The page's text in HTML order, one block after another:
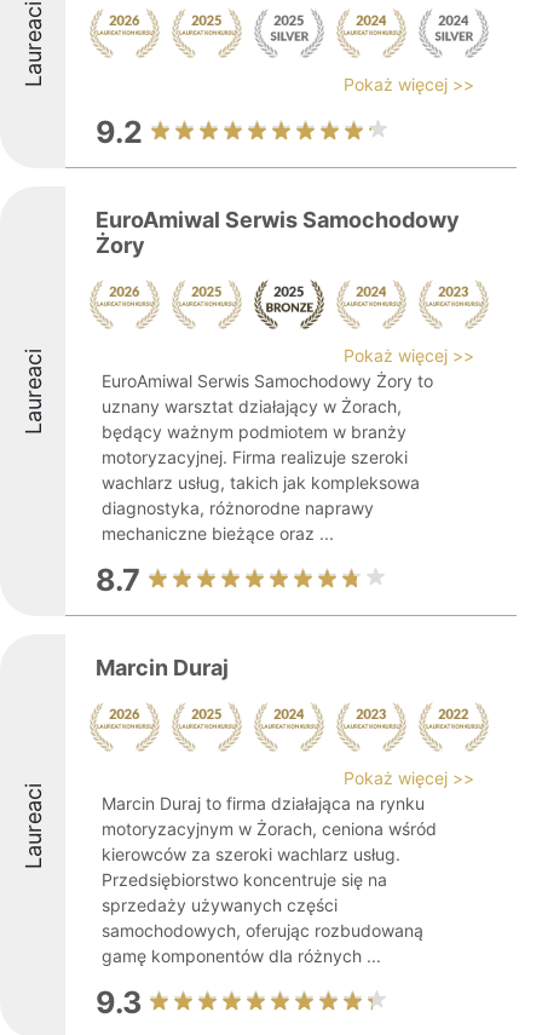
Laureaci Pokaż więcej >>
9.2
Laureaci
EuroAmiwal Serwis Samochodowy
Żory
Pokaż więcej >>
EuroAmiwal Serwis Samochodowy Żory to
uznany warsztat działający w Żorach,
będący ważnym podmiotem w branży
motoryzacyjnej. Firma realizuje szeroki
wachlarz usług, takich jak kompleksowa
diagnostyka, różnorodne naprawy
mechaniczne bieżące oraz ...
8.7
Laureaci
Marcin Duraj
Pokaż więcej >>
Marcin Duraj to firma działająca na rynku
motoryzacyjnym w Żorach, ceniona wśród
kierowców za szeroki wachlarz usług.
Przedsiębiorstwo koncentruje się na
sprzedaży używanych części
samochodowych, oferując rozbudowaną
gamę komponentów dla różnych ...
9.3